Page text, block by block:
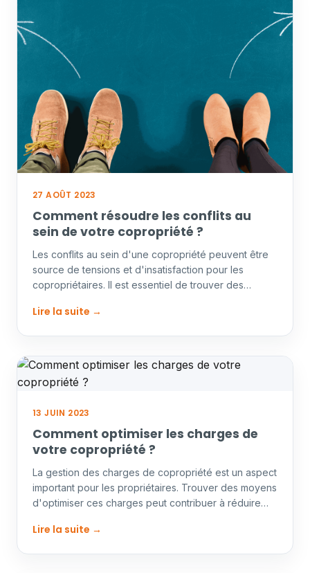
27 AOÛT 2023
Comment résoudre les conflits au
sein de votre copropriété ?
Les conflits au sein d'une copropriété peuvent être
source de tensions et d'insatisfaction pour les
copropriétaires. Il est essentiel de trouver des
Lire la suite →
13 JUIN 2023
Comment optimiser les charges de
votre copropriété ?
La gestion des charges de copropriété est un aspect
important pour les propriétaires. Trouver des moyens
d'optimiser ces charges peut contribuer à réduire
Lire la suite →